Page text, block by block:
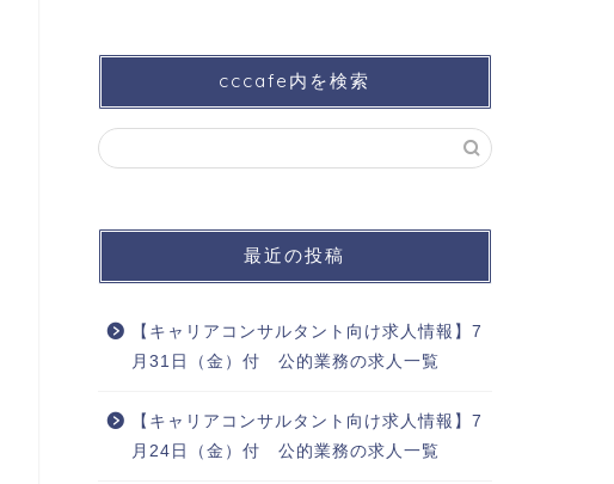
cccafe内を検索
最近の投稿
【キャリアコンサルタント向け求人情報】7
月31日（金）付 公的業務の求人一覧
【キャリアコンサルタント向け求人情報】7
月24日（金）付 公的業務の求人一覧